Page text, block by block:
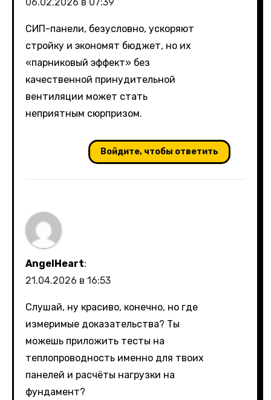
СИП-панели, безусловно, ускоряют
стройку и экономят бюджет, но их
«парниковый эффект» без
качественной принудительной
вентиляции может стать
неприятным сюрпризом.
Войдите, чтобы ответить
AngelHeart:
21.04.2026 в 16:53
Слушай, ну красиво, конечно, но где
измеримые доказательства? Ты
можешь приложить тесты на
теплопроводность именно для твоих
панелей и расчёты нагрузки на
фундамент?